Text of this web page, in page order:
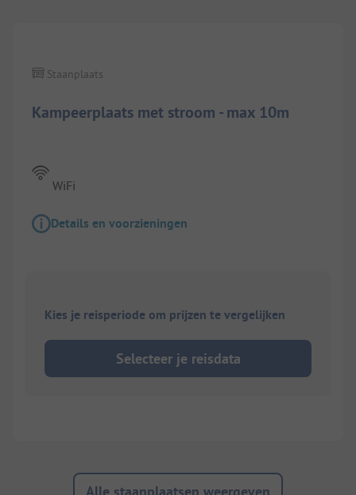
Kampeerplaats met stroom - max 10m
Staanplaats
WiFi
Details en voorzieningen
Kies je reisperiode om prijzen te vergelijken
Selecteer je reisdata